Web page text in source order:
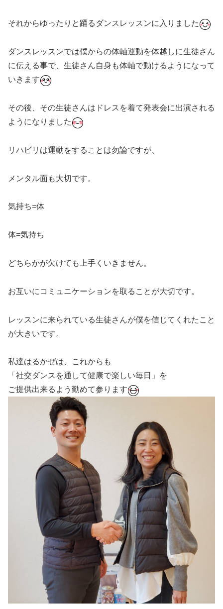
それからゆったりと踊るダンスレッスンに入りました
ダンスレッスンでは僕からの体軸運動を体越しに生徒さん
に伝える事で、生徒さん自身も体軸で動けるようになって
いきます
その後、その生徒さんはドレスを着て発表会に出演される
ようになりました
リハビリは運動をすることは勿論ですが、
メンタル面も大切です。
気持ち=体
体=気持ち
どちらかが欠けても上手くいきません。
お互いにコミュニケーションを取ることが大切です。
レッスンに来られている生徒さんが僕を信じてくれたこと
が大きいです。
私達はるかぜは、これからも
「社交ダンスを通して健康で楽しい毎日」を
ご提供出来るよう勤めて参ります